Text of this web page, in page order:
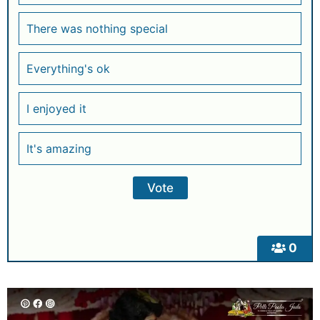
0
There was nothing special
Everything's ok
I enjoyed it
It's amazing